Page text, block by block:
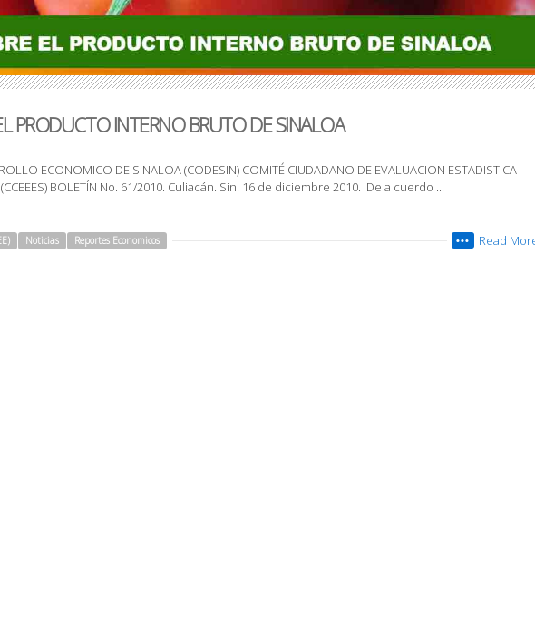
PRODUCTO INTERNO BRUTO DE SINALOA
ECONOMICO DE SINALOA (CODESIN) COMITÉ CIUDADANO DE EVALUACION ESTADISTICA
BOLETÍN No. 61/2010. Culiacán. Sin. 16 de diciembre 2010. De a cuerdo ...
Noticias Reportes Economicos Read
•••